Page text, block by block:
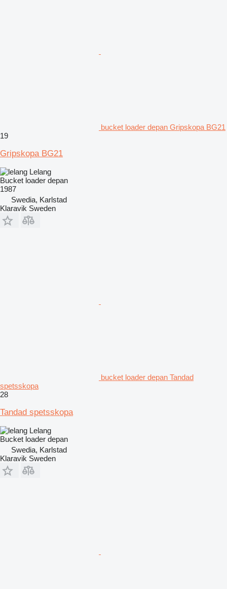
bucket loader depan Gripskopa BG21
19
Gripskopa BG21
Lelang
Bucket loader depan
1987
Swedia, Karlstad
Klaravik Sweden
bucket loader depan Tandad
spetsskopa
28
Tandad spetsskopa
Lelang
Bucket loader depan
Swedia, Karlstad
Klaravik Sweden